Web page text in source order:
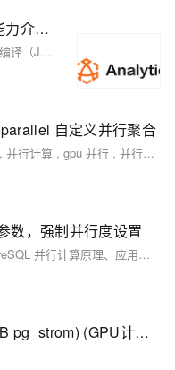
AnalyticDB PostgreSQL 7.0 新能力介绍 ： 利用JIT加速计算
AnalyticDB PostgreSQL 7.0 发布， 即时编译（Just-In-Time，JIT）可以将某种形式的解释程序计算转变成原生程序，由CPU原生执行，从而得到加速。
自定义并行聚合
标签 PostgreSQL , cpu 并行 , smp 并行 , 并行计算 , gpu 并行 , 并行过程支持 背景 PostgreSQL 11 优化器已经支持了非常多场合的并行。简单估计，已支持27余种场景的并行计算。 parallel seq scan parallel index scan
数，强制并行度设置
标签 PostgreSQL , 并行计算 背景 PostgreSQL 并行计算原理、应用参考: 《PostgreSQL 多场景 沙箱实验》 优化器并行计算的并行度计算方法 1、总worker进程数 postgres=# show ; max_worker_processes ---------------------- 128 (1 row) 2、所有会话，在同一时刻的QUERY，并行计算最大允许开启的WORKER数。
PostgreSQL GPU 加速(HeteroDB pg_strom) (GPU计算, GPU-DIO-Nvme SSD, 列存, GPU内存缓存)